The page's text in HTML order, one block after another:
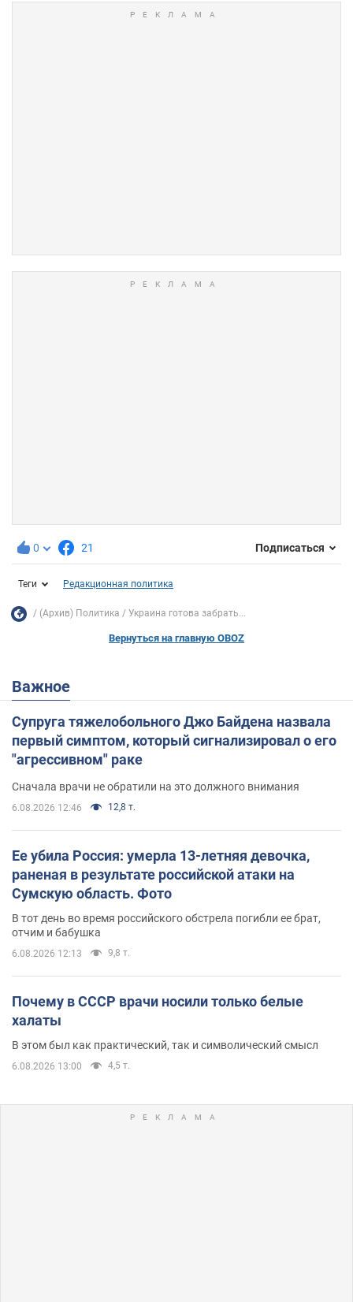
0 21 Подписаться
Теги Редакционная политика
(Архив) Политика Украина готова забрать...
Вернуться на главную OBOZ
Важное
Супруга тяжелобольного Джо Байдена назвала
первый симптом, который сигнализировал о его
"агрессивном" раке
Сначала врачи не обратили на это должного внимания
6.08.2026 12:46 12,8 т.
Ее убила Россия: умерла 13-летняя девочка,
раненая в результате российской атаки на
Сумскую область. Фото
В тот день во время российского обстрела погибли ее брат,
отчим и бабушка
6.08.2026 12:13 9,8 т.
Почему в СССР врачи носили только белые
халаты
В этом был как практический, так и символический смысл
6.08.2026 13:00 4,5 т.